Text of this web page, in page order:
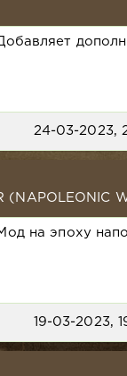
24-03-2023,
(NAPOLEONIC
на эпоху
19-03-2023,